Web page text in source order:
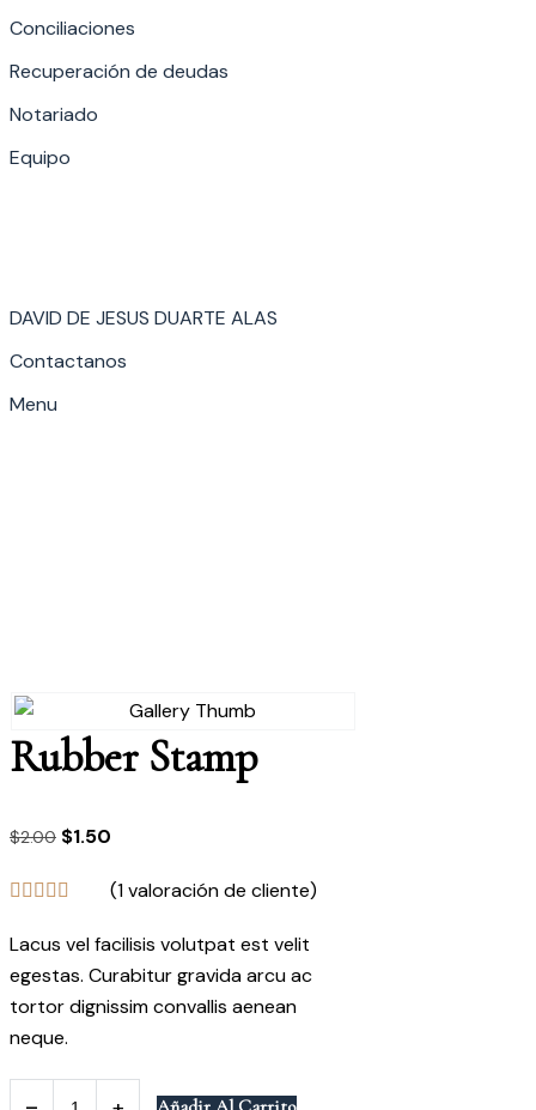
Conciliaciones
Recuperación de deudas
Notariado
Equipo
DAVID DE JESUS DUARTE ALAS
Contactanos
Menu
Rubber Stamp
$2.00 El
original
$1.50
actual
(1valoración de cliente)
Lacus vel facilisis volutpat est velit
egestas. Curabitur gravida arcu ac
tortor dignissim convallis aenean
neque.